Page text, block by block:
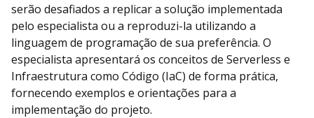
serão desafiados a replicar a solução implementada
pelo especialista ou a reproduzi-la utilizando a
linguagem de programação de sua preferência. O
especialista apresentará os conceitos de Serverless e
Infraestrutura como Código (IaC) de forma prática,
fornecendo exemplos e orientações para a
implementação do projeto.